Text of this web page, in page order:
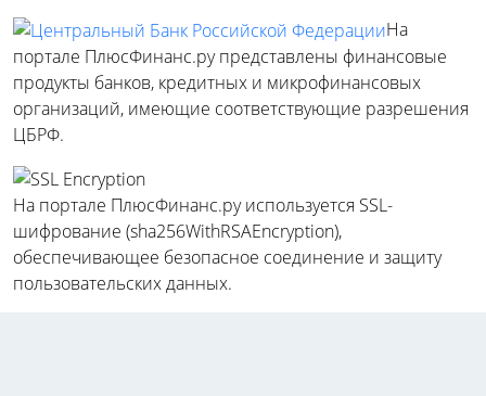
На
портале ПлюсФинанс.ру представлены финансовые
продукты банков, кредитных и микрофинансовых
организаций, имеющие соответствующие разрешения
ЦБРФ.
На портале ПлюсФинанс.ру используется SSL-
шифрование (sha256WithRSAEncryption),
обеспечивающее безопасное соединение и защиту
пользовательских данных.